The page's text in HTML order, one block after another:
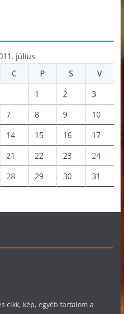
július
C P S
V
1
2
3
7 8 9
10
14 15 16
17
21 22 23
24
28 29 30 31
cikk, kép, egyéb tartalom a